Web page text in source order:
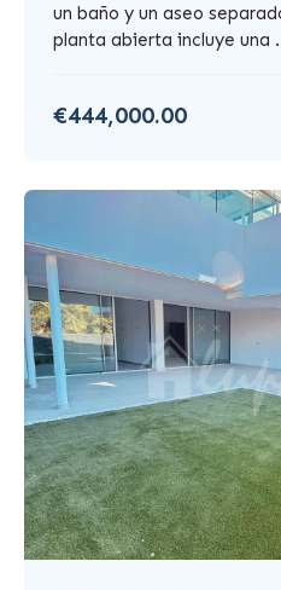
un baño y un aseo
planta abierta incluye una
€444,000.00